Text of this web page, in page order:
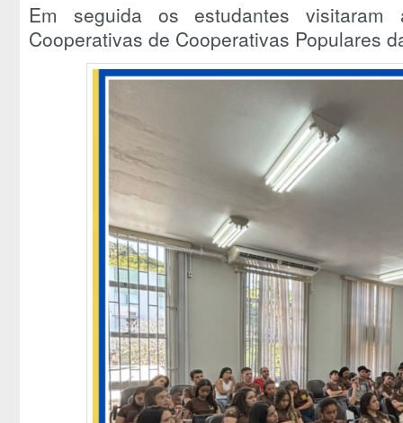
Em seguida os estudantes visitaram
Cooperativas de Cooperativas Populares